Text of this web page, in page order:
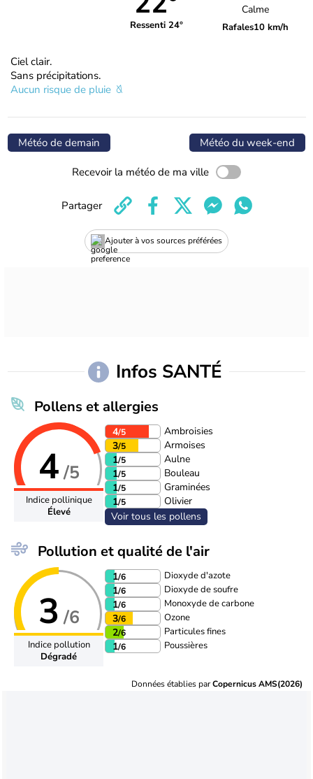
Ressenti 24°
Calme
Rafales10 km/h
Ciel clair.
Sans précipitations.
Aucun risque de pluie
Météo de demain Météo du week-end
Recevoir la météo de ma ville
Ajouter à vos sources préférées
Partager
Infos SANTÉ
Pollens et allergies
4/5
Indice pollinique
Élevé
4/5
Ambroisies
3/5
Armoises
1/5
Aulne
1/5
Bouleau
1/5
Graminées
1/5
Olivier
Voir tous les pollens
Pollution et qualité de l'air
3 /6
Indice pollution
Dégradé
1/6 Dioxyde d'azote
1/6 Dioxyde de soufre
1/6 Monoxyde de carbone
3/6 Ozone
2/6 Particules fines
1/6 Poussières
Données établies parCopernicus AMS(2026)